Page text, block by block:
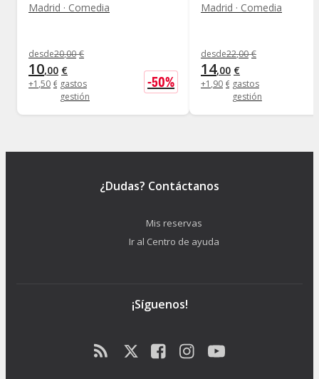
Madrid · Comedia
desde20,00 €
10,00 €
+1 ,50 € gastos
gestión
-50%
Madrid · Comedia
desde22,00 €
14,00 €
+1 ,90 € gastos
gestión
¿Dudas? Contáctanos
Mis reservas
Ir al Centro de ayuda
¡Síguenos!